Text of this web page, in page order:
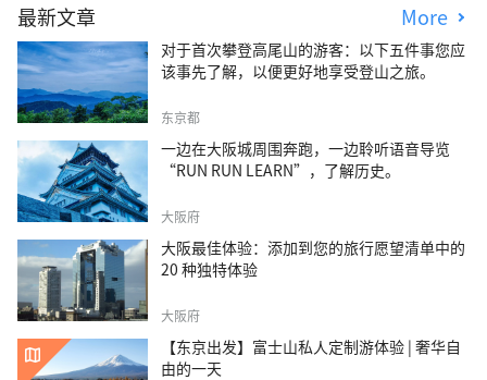
最新文章 More
对于首次攀登高尾山的游客：以下五件事您应
该事先了解，以便更好地享受登山之旅。
东京都
一边在大阪城周围奔跑，一边聆听语音导览
“RUN RUN LEARN”，了解历史。
大阪府
大阪最佳体验：添加到您的旅行愿望清单中的
20 种独特体验
大阪府
【东京出发】富士山私人定制游体验 | 奢华自
由的一天